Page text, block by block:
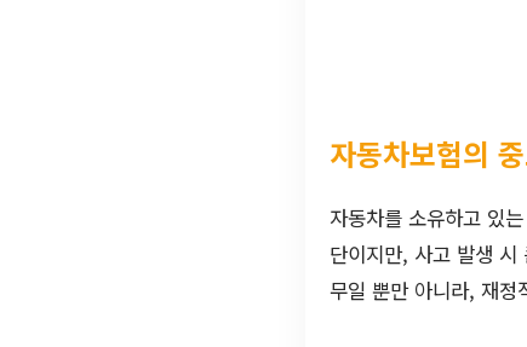
자동차보험의
자동차를 소유하고 있
단이지만, 사고 발생 시
무일 뿐만 아니라, 재정